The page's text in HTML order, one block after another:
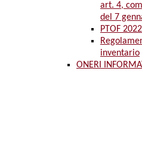
art. 4,
del 7
PTOF
inventario
ONERI